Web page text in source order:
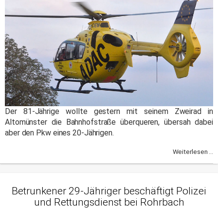
Der 81-Jährige wollte gestern mit seinem Zweirad in
Altomünster die Bahnhofstraße überqueren, übersah dabei
aber den Pkw eines 20-Jährigen.
Weiterlesen ...
Betrunkener 29-Jähriger beschäftigt Polizei
und Rettungsdienst bei Rohrbach